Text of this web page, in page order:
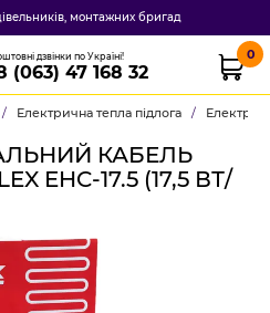
монтажних бригад
дзвінки по Україні!
(063) 47 168 32
0
/ Електрична тепла підлога /
КАБЕЛЬ
EHC-17.5 (17,5 ВТ/